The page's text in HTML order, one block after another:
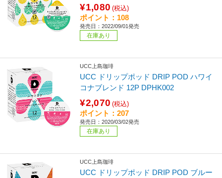
¥1,080 (税込)
ポイント：108
発売日：2022/09/01発売
在庫あり
UCC上島珈琲
UCC ドリップポッド DRIP POD ハワイ
コナブレンド 12P DPHK002
¥2,070 (税込)
ポイント：207
発売日：2020/03/02発売
在庫あり
UCC上島珈琲
UCC ドリップポッド DRIP POD ブルー